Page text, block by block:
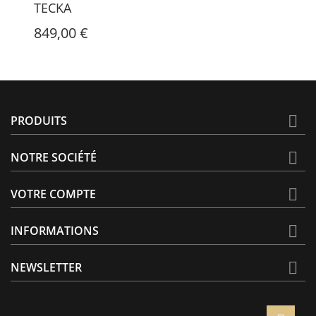
TECKA
849,00 €
PRODUITS 
NOTRE SOCIÉTÉ 
VOTRE COMPTE 
INFORMATIONS 
NEWSLETTER 